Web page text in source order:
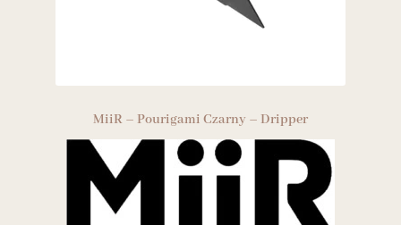
MiiR – Pourigami Czarny – Dripper